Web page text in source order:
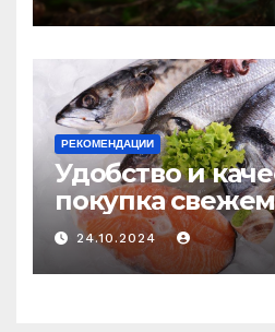
РЕКОМЕНДАЦИИ
Удобство и
покупка
рыбы онлайн
24.10.2024